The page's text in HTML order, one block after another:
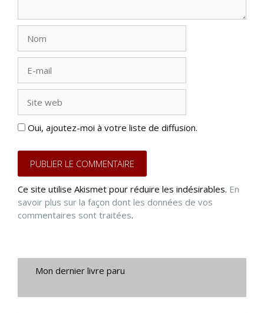
mail
web
Oui, ajoutez-moi à votre liste de diffusion.
Ce site utilise Akismet pour réduire les indésirables. En
savoir plus sur la façon dont les données de vos
commentaires sont traitées.
Mon dernier livre paru